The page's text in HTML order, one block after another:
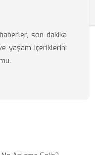
son dakika
yaşam içeriklerini